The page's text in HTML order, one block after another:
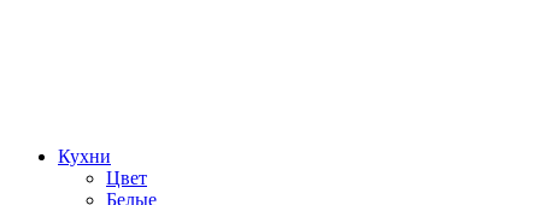
Кухни
Цвет
Белые